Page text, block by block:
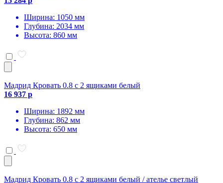
Ширина: 1050 мм
Глубина: 2034 мм
Высота: 860 мм
Мадрид Кровать 0.8 с 2 ящиками белый
16 937 р
Ширина: 1892 мм
Глубина: 862 мм
Высота: 650 мм
Мадрид Кровать 0.8 с 2 ящиками белый / ателье светлый